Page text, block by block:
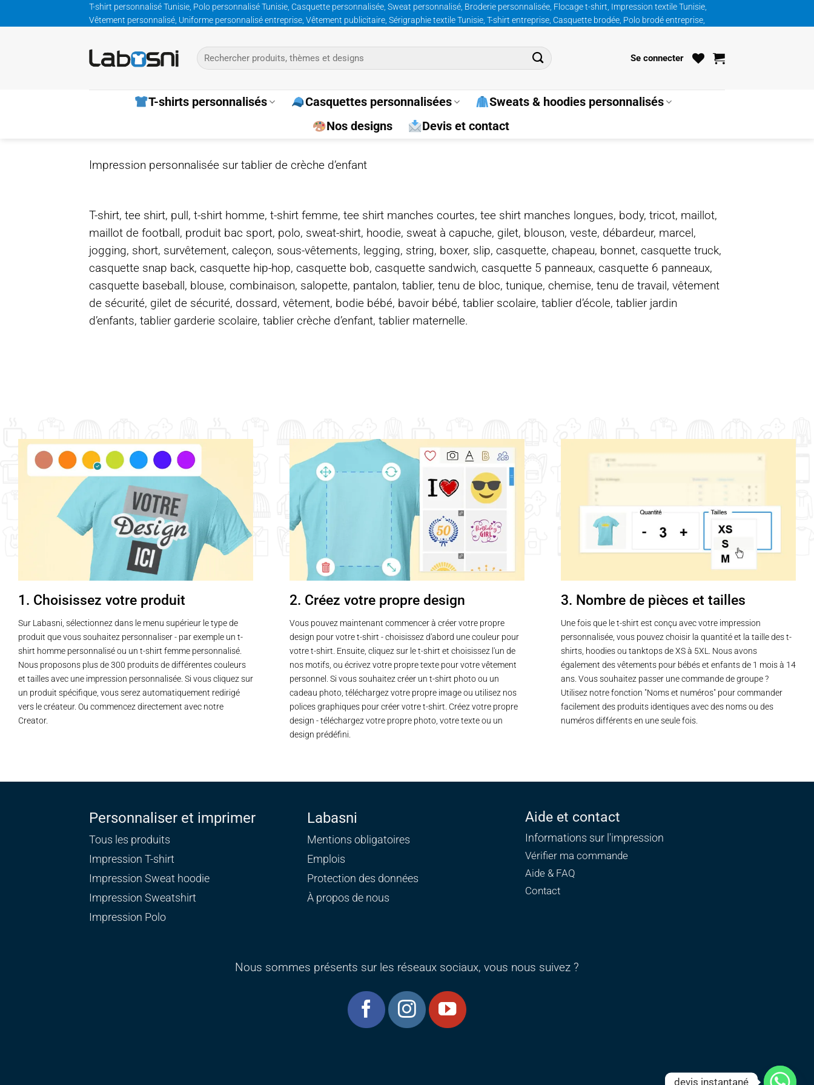
au
T-shirt personnalisé Tunisie, Polo personnalisé Tunisie, Casquette personnalisée, Sweat personnalisé, Broderie personnalisée, Flocage t-shirt, Impression textile Tunisie,
Vêtement personnalisé, Uniforme personnalisé entreprise, Vêtement publicitaire, Sérigraphie textile Tunisie, T-shirt entreprise, Casquette brodée, Polo brodé entreprise,
Recherche
pour :
Se connecter
T-shirts personnalisés Casquettes personnalisées
Sweats & hoodies personnalisés
Nos designs
Devis et contact
Impression personnalisée sur tablier de crèche d’enfant
T-shirt, tee shirt, pull, t-shirt homme, t-shirt femme, tee shirt manches courtes, tee shirt manches longues, body, tricot, maillot,
maillot de football, produit bac sport, polo, sweat-shirt, hoodie, sweat à capuche, gilet, blouson, veste, débardeur, marcel,
jogging, short, survêtement, caleçon, sous-vêtements, legging, string, boxer, slip, casquette, chapeau, bonnet, casquette truck,
casquette snap back, casquette hip-hop, casquette bob, casquette sandwich, casquette 5 panneaux, casquette 6 panneaux,
casquette baseball, blouse, combinaison, salopette, pantalon, tablier, tenu de bloc, tunique, chemise, tenu de travail, vêtement
de sécurité, gilet de sécurité, dossard, vêtement, bodie bébé, bavoir bébé, tablier scolaire, tablier d’école, tablier jardin
d’enfants, tablier garderie scolaire, tablier crèche d’enfant, tablier maternelle.
1. Choisissez votre produit
Sur Labasni, sélectionnez dans le menu supérieur le type de
produit que vous souhaitez personnaliser - par exemple un t-
shirt homme personnalisé ou un t-shirt femme personnalisé.
Nous proposons plus de 300 produits de différentes couleurs
et tailles avec une impression personnalisée. Si vous cliquez sur
un produit spécifique, vous serez automatiquement redirigé
vers le créateur. Ou commencez directement avec notre
Creator.
2. Créez votre propre design
Vous pouvez maintenant commencer à créer votre propre
design pour votre t-shirt - choisissez d'abord une couleur pour
votre t-shirt. Ensuite, cliquez sur le t-shirt et choisissez l'un de
nos motifs, ou écrivez votre propre texte pour votre vêtement
personnel. Si vous souhaitez créer un t-shirt photo ou un
cadeau photo, téléchargez votre propre image ou utilisez nos
polices graphiques pour créer votre t-shirt. Créez votre propre
design - téléchargez votre propre photo, votre texte ou un
design prédéfini.
3. Nombre de pièces et tailles
Une fois que le t-shirt est conçu avec votre impression
personnalisée, vous pouvez choisir la quantité et la taille des t-
shirts, hoodies ou tanktops de XS à 5XL. Nous avons
également des vêtements pour bébés et enfants de 1 mois à 14
ans. Vous souhaitez passer une commande de groupe ?
Utilisez notre fonction "Noms et numéros" pour commander
facilement des produits identiques avec des noms ou des
numéros différents en une seule fois.
Personnaliser et imprimer
Tous les produits
Impression T-shirt
Impression Sweat hoodie
Impression Sweatshirt
Impression Polo
Labasni
Mentions obligatoires
Emplois
Protection des données
À propos de nous
Aide et contact
Informations sur l'impression
Vérifier ma commande
Aide & FAQ
Contact
Nous sommes présents sur les réseaux sociaux, vous nous suivez ?
devis instantané